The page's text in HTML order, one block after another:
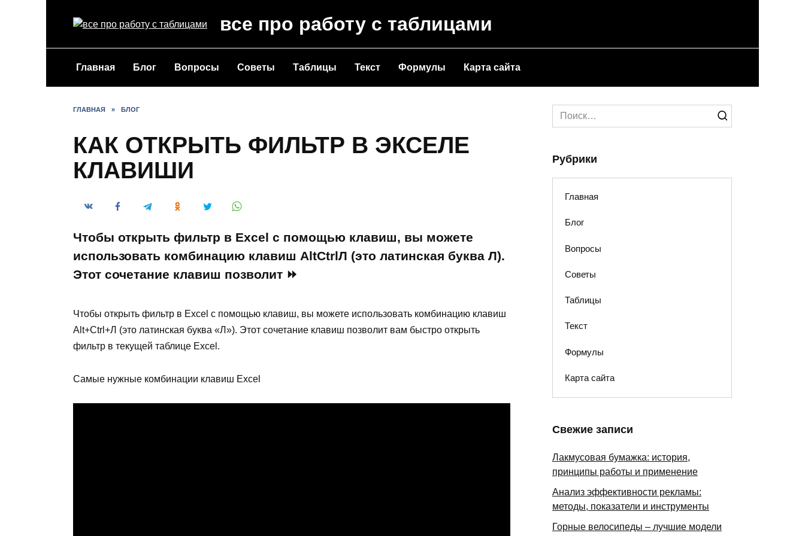
все про работу с таблицами
Главная Блог Вопросы Советы Таблицы Текст Формулы Карта сайта
ГЛАВНАЯ » БЛОГ
КАК ОТКРЫТЬ ФИЛЬТР В ЭКСЕЛЕ
КЛАВИШИ
Чтобы открыть фильтр в Excel с помощью клавиш, вы можете
использовать комбинацию клавиш AltСtrlЛ (это латинская буква Л).
Этот сочетание клавиш позволит ⏩
Чтобы открыть фильтр в Excel с помощью клавиш, вы можете использовать комбинацию клавиш
Alt+Сtrl+Л (это латинская буква «Л»). Этот сочетание клавиш позволит вам быстро открыть
фильтр в текущей таблице Excel.
Самые нужные комбинации клавиш Excel
Search
for:
Рубрики
Главная
Блог
Вопросы
Советы
Таблицы
Текст
Формулы
Карта сайта
Свежие записи
Лакмусовая бумажка: история,
принципы работы и применение
Анализ эффективности рекламы:
методы, показатели и инструменты
Горные велосипеды – лучшие модели